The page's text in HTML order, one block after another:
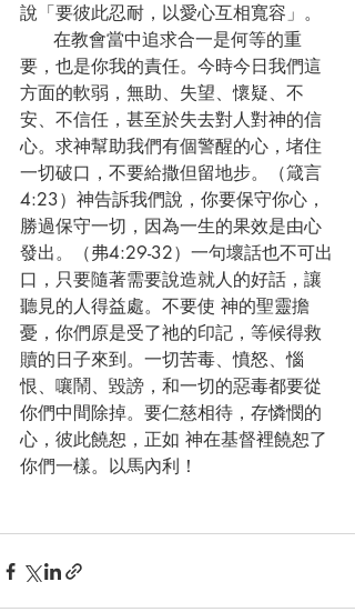
說「要彼此忍耐，以愛心互相寬容」。
要，也是你我的責任。今時今日我們這
方面的軟弱，無助、失望、懷疑、不
安、不信任，甚至於失去對人對神的信
心。求神幫助我們有個警醒的心，堵住
一切破口，不要給撒但留地步。（箴言
4:23）神告訴我們說，你要保守你心，
勝過保守一切，因為一生的果效是由心
發出。（弗4:29-32）一句壞話也不可出
口，只要隨著需要說造就人的好話，讓
聽見的人得益處。不要使 神的聖靈擔
憂，你們原是受了祂的印記，等候得救
贖的日子來到。一切苦毒、憤怒、惱
恨、嚷鬧、毀謗，和一切的惡毒都要從
你們中間除掉。要仁慈相待，存憐憫的
心，彼此饒恕，正如 神在基督裡饒恕了
你們一樣。以馬內利！